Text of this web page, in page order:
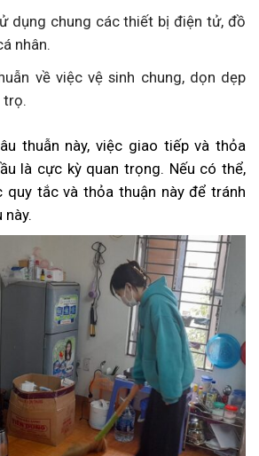
dụng chung các thiết bị điện tử, đồ
nhân.
về việc vệ sinh chung, dọn dẹp
trọ.
thuẫn này, việc giao tiếp và thỏa
là cực kỳ quan trọng. Nếu có thể,
quy tắc và thỏa thuận này để tránh
này.